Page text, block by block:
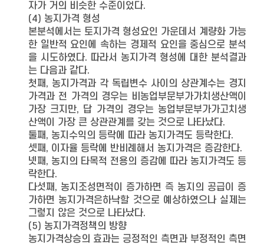
자가 거의 비슷한 수준이었다.
(4) 농지가격 형성
본분석에서는 토지가격 형성요인 가운데서 계량화 가능
한 일반적 요인에 속하는 경제적 요인을 중심으로 분석
을 시도하였다. 따라서 농지가격 형성에 대한 분석결과
는 다음과 같다.
첫째, 농지가격과 각 독립변수 사이의 상관계수는 경지
가격과 전 가격의 경우는 비농업부문부가가치생산액이
가장 크지만, 답 가격의 경우는 농업부문부가가고치생
산액이 가장 큰 상관관계를 갖는 것으로 나타났다.
둘째, 농지수익의 등락에 따라 농지가격도 등락한다.
셋째, 이자율 등락에 반비례해서 농지가격은 증감한다.
넷째, 농지의 타목적 전용의 증감에 따라 농지가격도 등
락한다.
다섯째, 농지조성면적이 증가하면 즉 농지의 공급이 증
가하면 농지가격은하낙할 것으로 예상하였으나 실제는
그렇지 않은 것으로 나타났다.
(5) 농지가격정책의 방향
농지가격상승의 효과는 긍정적인 측면과 부정적인 측면